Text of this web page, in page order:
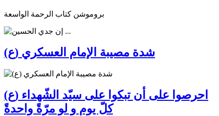
بروموشن كتاب الرحمة الواسعة
شدة مصيبة الإمام العسكري (ع)
احرصوا على أن تبكوا على سيّد الشّهداء (ع)
كلّ يوم و لو مرّةً واحدةً